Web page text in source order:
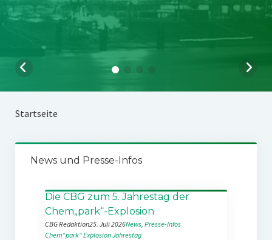
Startseite
News und Presse-Infos
Die CBG zum 5. Jahrestag der
Chem„park“-Explosion
CBG Redaktion25. Juli 2026News, Presse-Infos
Chem“park“ExplosionJahrestag